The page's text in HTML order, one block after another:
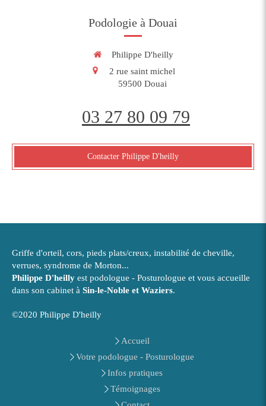
Podologie à Douai
Philippe D'heilly
2 rue saint michel
59500 Douai
03 27 80 09 79
Contacter Philippe D'heilly
Griffe d'orteil, cors, pieds plats/creux, instabilité de cheville,
verrues, syndrome de Morton...
Philippe D'heilly est podologue - Posturologue et vous accueille
dans son cabinet à Sin-le-Noble et Waziers.
©2020 Philippe D'heilly
Accueil
Votre podologue - Posturologue
Infos pratiques
Témoignages